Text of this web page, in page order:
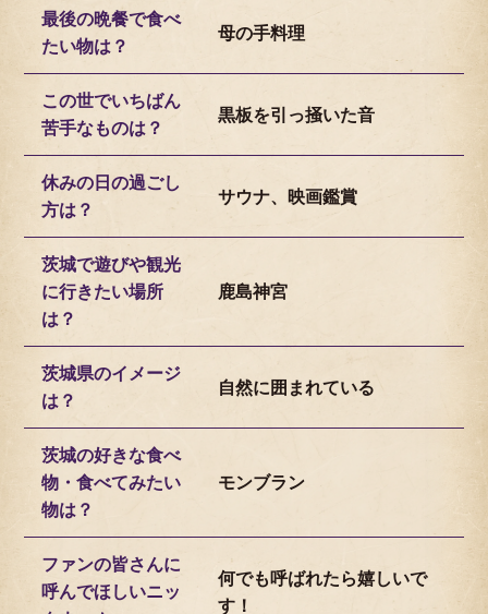
最後の晩餐で食べ
たい物は？
母の手料理
この世でいちばん
苦手なものは？
黒板を引っ掻いた音
休みの日の過ごし
方は？
サウナ、映画鑑賞
茨城で遊びや観光
に行きたい場所
は？
鹿島神宮
茨城県のイメージ
は？
自然に囲まれている
茨城の好きな食べ
物・食べてみたい
物は？
モンブラン
ファンの皆さんに
呼んでほしいニッ
何でも呼ばれたら嬉しいで
す！